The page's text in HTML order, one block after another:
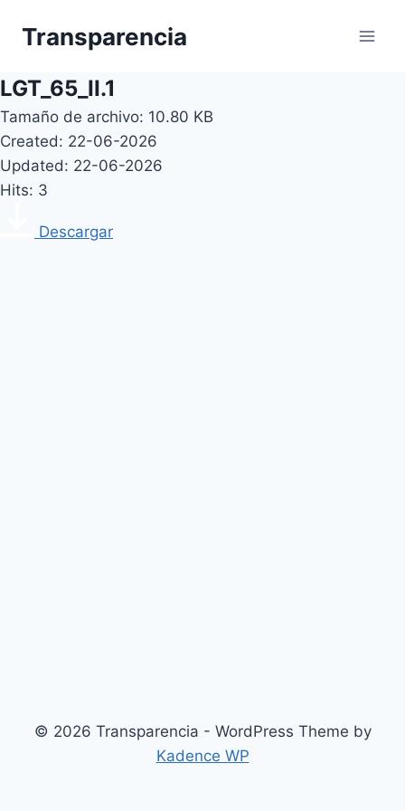
Transparencia
LGT_65_II.1
Tamaño de archivo: 10.80 KB
Created: 22-06-2026
Updated: 22-06-2026
Hits: 3
Descargar
© 2026 Transparencia - WordPress Theme by
Kadence WP